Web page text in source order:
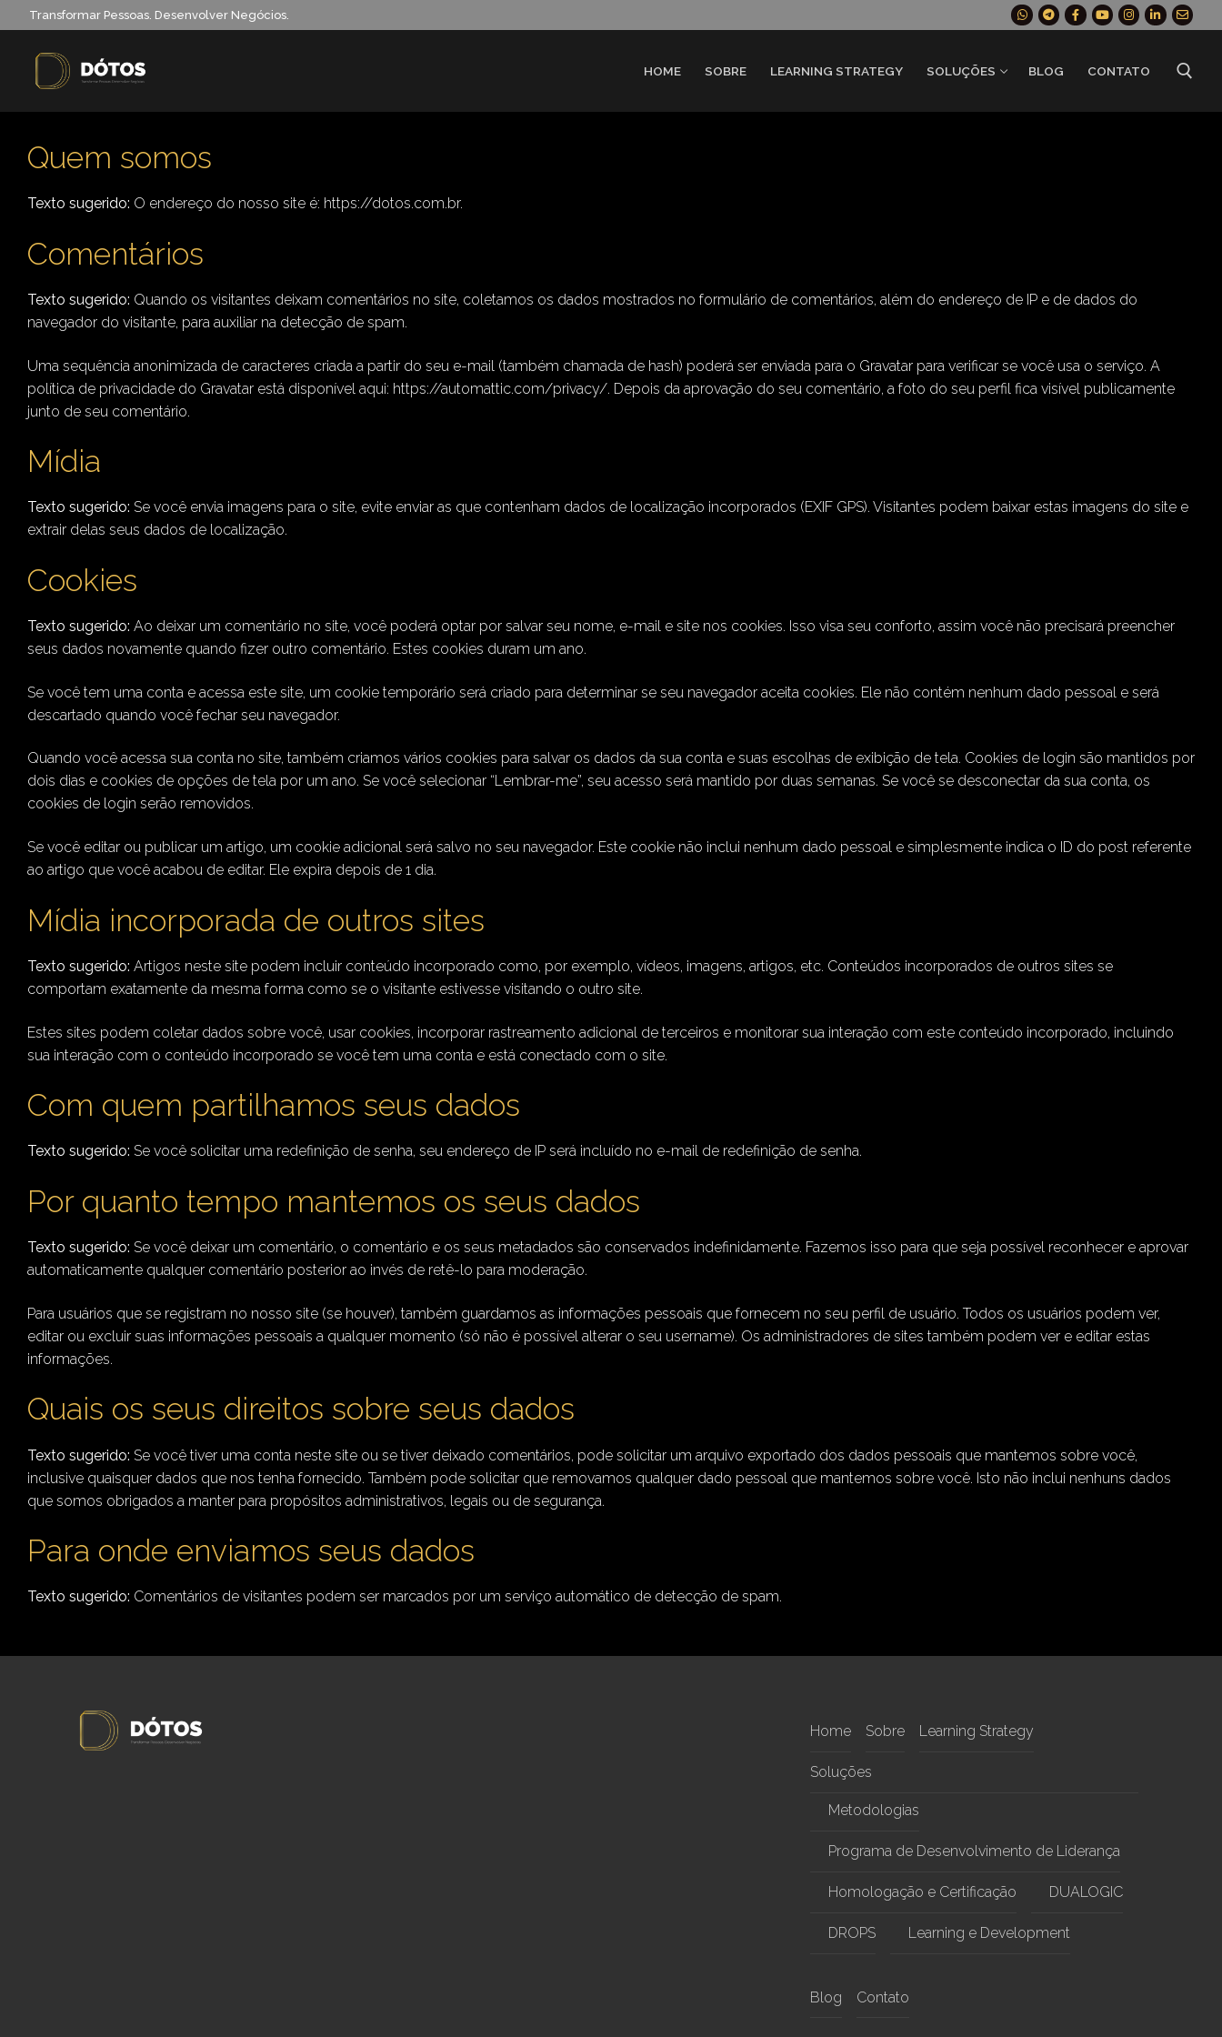
Transformar Pessoas. Desenvolver Negócios.
HOME SOBRE LEARNING STRATEGY SOLUÇÕES BLOG CONTATO
Quem somos
Texto sugerido: O endereço do nosso site é: https://dotos.com.br.
Comentários
Texto sugerido: Quando os visitantes deixam comentários no site, coletamos os dados mostrados no formulário de comentários, além do endereço de IP e de dados do
navegador do visitante, para auxiliar na detecção de spam.
Uma sequência anonimizada de caracteres criada a partir do seu e-mail (também chamada de hash) poderá ser enviada para o Gravatar para verificar se você usa o serviço. A
política de privacidade do Gravatar está disponível aqui: https://automattic.com/privacy/. Depois da aprovação do seu comentário, a foto do seu perfil fica visível publicamente
junto de seu comentário.
Mídia
Texto sugerido: Se você envia imagens para o site, evite enviar as que contenham dados de localização incorporados (EXIF GPS). Visitantes podem baixar estas imagens do site e
extrair delas seus dados de localização.
Cookies
Texto sugerido: Ao deixar um comentário no site, você poderá optar por salvar seu nome, e-mail e site nos cookies. Isso visa seu conforto, assim você não precisará preencher
seus dados novamente quando fizer outro comentário. Estes cookies duram um ano.
Se você tem uma conta e acessa este site, um cookie temporário será criado para determinar se seu navegador aceita cookies. Ele não contém nenhum dado pessoal e será
descartado quando você fechar seu navegador.
Quando você acessa sua conta no site, também criamos vários cookies para salvar os dados da sua conta e suas escolhas de exibição de tela. Cookies de login são mantidos por
dois dias e cookies de opções de tela por um ano. Se você selecionar “Lembrar-me”, seu acesso será mantido por duas semanas. Se você se desconectar da sua conta, os
cookies de login serão removidos.
Se você editar ou publicar um artigo, um cookie adicional será salvo no seu navegador. Este cookie não inclui nenhum dado pessoal e simplesmente indica o ID do post referente
ao artigo que você acabou de editar. Ele expira depois de 1 dia.
Mídia incorporada de outros sites
Texto sugerido: Artigos neste site podem incluir conteúdo incorporado como, por exemplo, vídeos, imagens, artigos, etc. Conteúdos incorporados de outros sites se
comportam exatamente da mesma forma como se o visitante estivesse visitando o outro site.
Estes sites podem coletar dados sobre você, usar cookies, incorporar rastreamento adicional de terceiros e monitorar sua interação com este conteúdo incorporado, incluindo
sua interação com o conteúdo incorporado se você tem uma conta e está conectado com o site.
Com quem partilhamos seus dados
Texto sugerido: Se você solicitar uma redefinição de senha, seu endereço de IP será incluído no e-mail de redefinição de senha.
Por quanto tempo mantemos os seus dados
Texto sugerido: Se você deixar um comentário, o comentário e os seus metadados são conservados indefinidamente. Fazemos isso para que seja possível reconhecer e aprovar
automaticamente qualquer comentário posterior ao invés de retê-lo para moderação.
Para usuários que se registram no nosso site (se houver), também guardamos as informações pessoais que fornecem no seu perfil de usuário. Todos os usuários podem ver,
editar ou excluir suas informações pessoais a qualquer momento (só não é possível alterar o seu username). Os administradores de sites também podem ver e editar estas
informações.
Quais os seus direitos sobre seus dados
Texto sugerido: Se você tiver uma conta neste site ou se tiver deixado comentários, pode solicitar um arquivo exportado dos dados pessoais que mantemos sobre você,
inclusive quaisquer dados que nos tenha fornecido. Também pode solicitar que removamos qualquer dado pessoal que mantemos sobre você. Isto não inclui nenhuns dados
que somos obrigados a manter para propósitos administrativos, legais ou de segurança.
Para onde enviamos seus dados
Texto sugerido: Comentários de visitantes podem ser marcados por um serviço automático de detecção de spam.
Home Sobre Learning Strategy
Soluções
Metodologias
Programa de Desenvolvimento de Liderança
Homologação e Certificação DUALOGIC
DROPS Learning e Development
Blog Contato